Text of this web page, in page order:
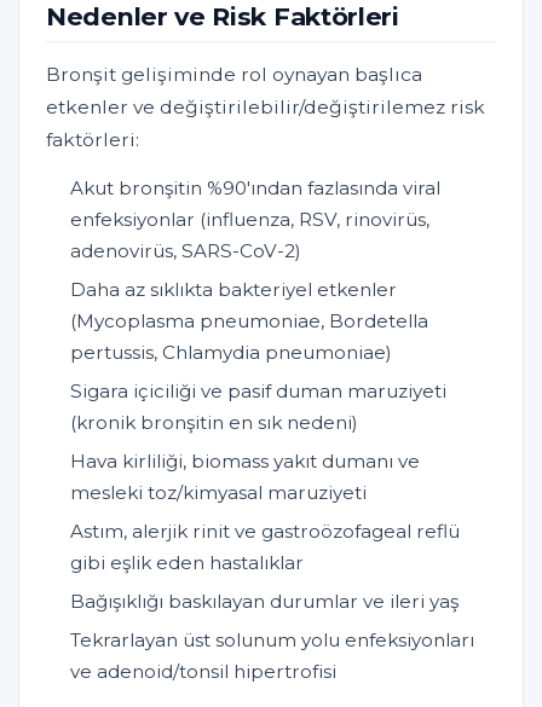
Nedenler ve Risk Faktörleri
Bronşit gelişiminde rol oynayan başlıca
etkenler ve değiştirilebilir/değiştirilemez risk
faktörleri:
Akut bronşitin %90'ından fazlasında viral
enfeksiyonlar (influenza, RSV, rinovirüs,
adenovirüs, SARS-CoV-2)
Daha az sıklıkta bakteriyel etkenler
(Mycoplasma pneumoniae, Bordetella
pertussis, Chlamydia pneumoniae)
Sigara içiciliği ve pasif duman maruziyeti
(kronik bronşitin en sık nedeni)
Hava kirliliği, biomass yakıt dumanı ve
mesleki toz/kimyasal maruziyeti
Astım, alerjik rinit ve gastroözofageal reflü
gibi eşlik eden hastalıklar
Bağışıklığı baskılayan durumlar ve ileri yaş
Tekrarlayan üst solunum yolu enfeksiyonları
ve adenoid/tonsil hipertrofisi